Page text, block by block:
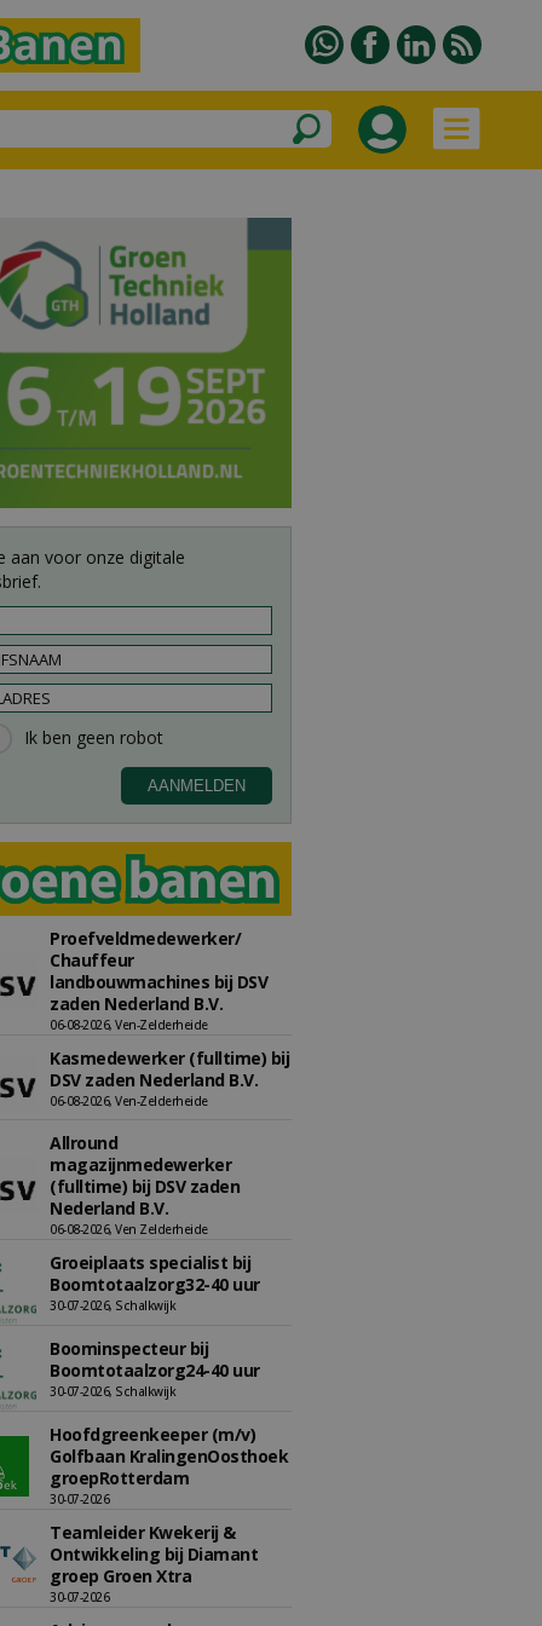
aan voor onze digitale
Proefveldmedewerker/
Chauffeur
landbouwmachines bij DSV
zaden Nederland B.V.
06-08-2026, Ven-Zelderheide
Kasmedewerker (fulltime) bij
DSV zaden Nederland B.V.
06-08-2026, Ven-Zelderheide
Allround
magazijnmedewerker
(fulltime) bij DSV zaden
Nederland B.V.
06-08-2026, Ven Zelderheide
Groeiplaats specialist bij
Boomtotaalzorg32-40 uur
30-07-2026, Schalkwijk
Boominspecteur bij
Boomtotaalzorg24-40 uur
30-07-2026, Schalkwijk
Hoofdgreenkeeper (m/v)
Golfbaan KralingenOosthoek
groepRotterdam
30-07-2026
Teamleider Kwekerij &
Ontwikkeling bij Diamant
groep Groen Xtra
30-07-2026